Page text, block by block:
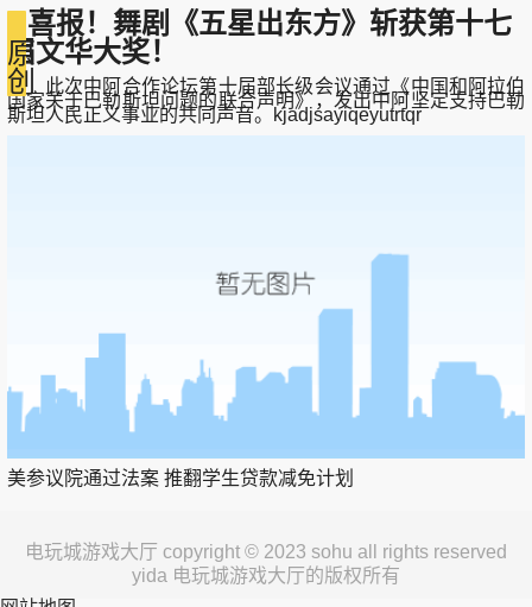
原
创
喜报！舞剧《五星出东方》斩获第十七
届文华大奖！
此次中阿合作论坛第十届部长级会议通过《中国和阿拉伯
国家关于巴勒斯坦问题的联合声明》，发出中阿坚定支持巴勒
斯坦人民正义事业的共同声音。kjadjsayiqeyutrtqr
美参议院通过法案 推翻学生贷款减免计划
电玩城游戏大厅 copyright © 2023 sohu all rights reserved
yida 电玩城游戏大厅的版权所有